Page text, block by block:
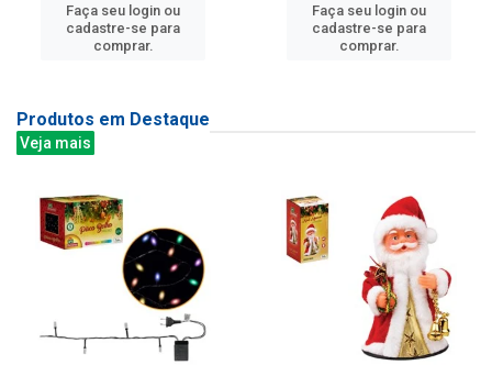
Faça seu login ou
cadastre-se para
comprar.
Faça seu login ou
cadastre-se para
comprar.
Produtos em Destaque
Veja mais